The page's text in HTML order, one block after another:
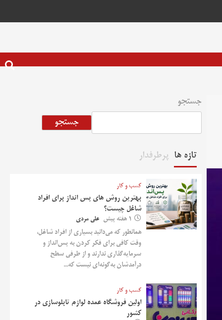
جستجو
جستجو
تازه ها پرطرفدار
کسب و کار
بهترین روش‌ های پس‌ انداز برای افراد
شاغل چیست؟
1 هفته پیش علی مردی
همانطور که می‌دانید بسیاری از افراد شاغل،
وقت کافی برای فکر کردن به پس‌انداز و
سرمایه‌گذاری ندارند و از طرفی سطح
درآمدشان به‌گونه‌ای نیست که...
کسب و کار
اولین فروشگاه عمده لوازم تابلوسازی در
کشور